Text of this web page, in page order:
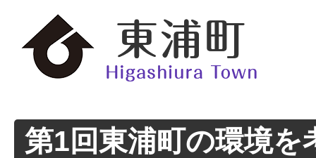
第1回東浦町の環境を